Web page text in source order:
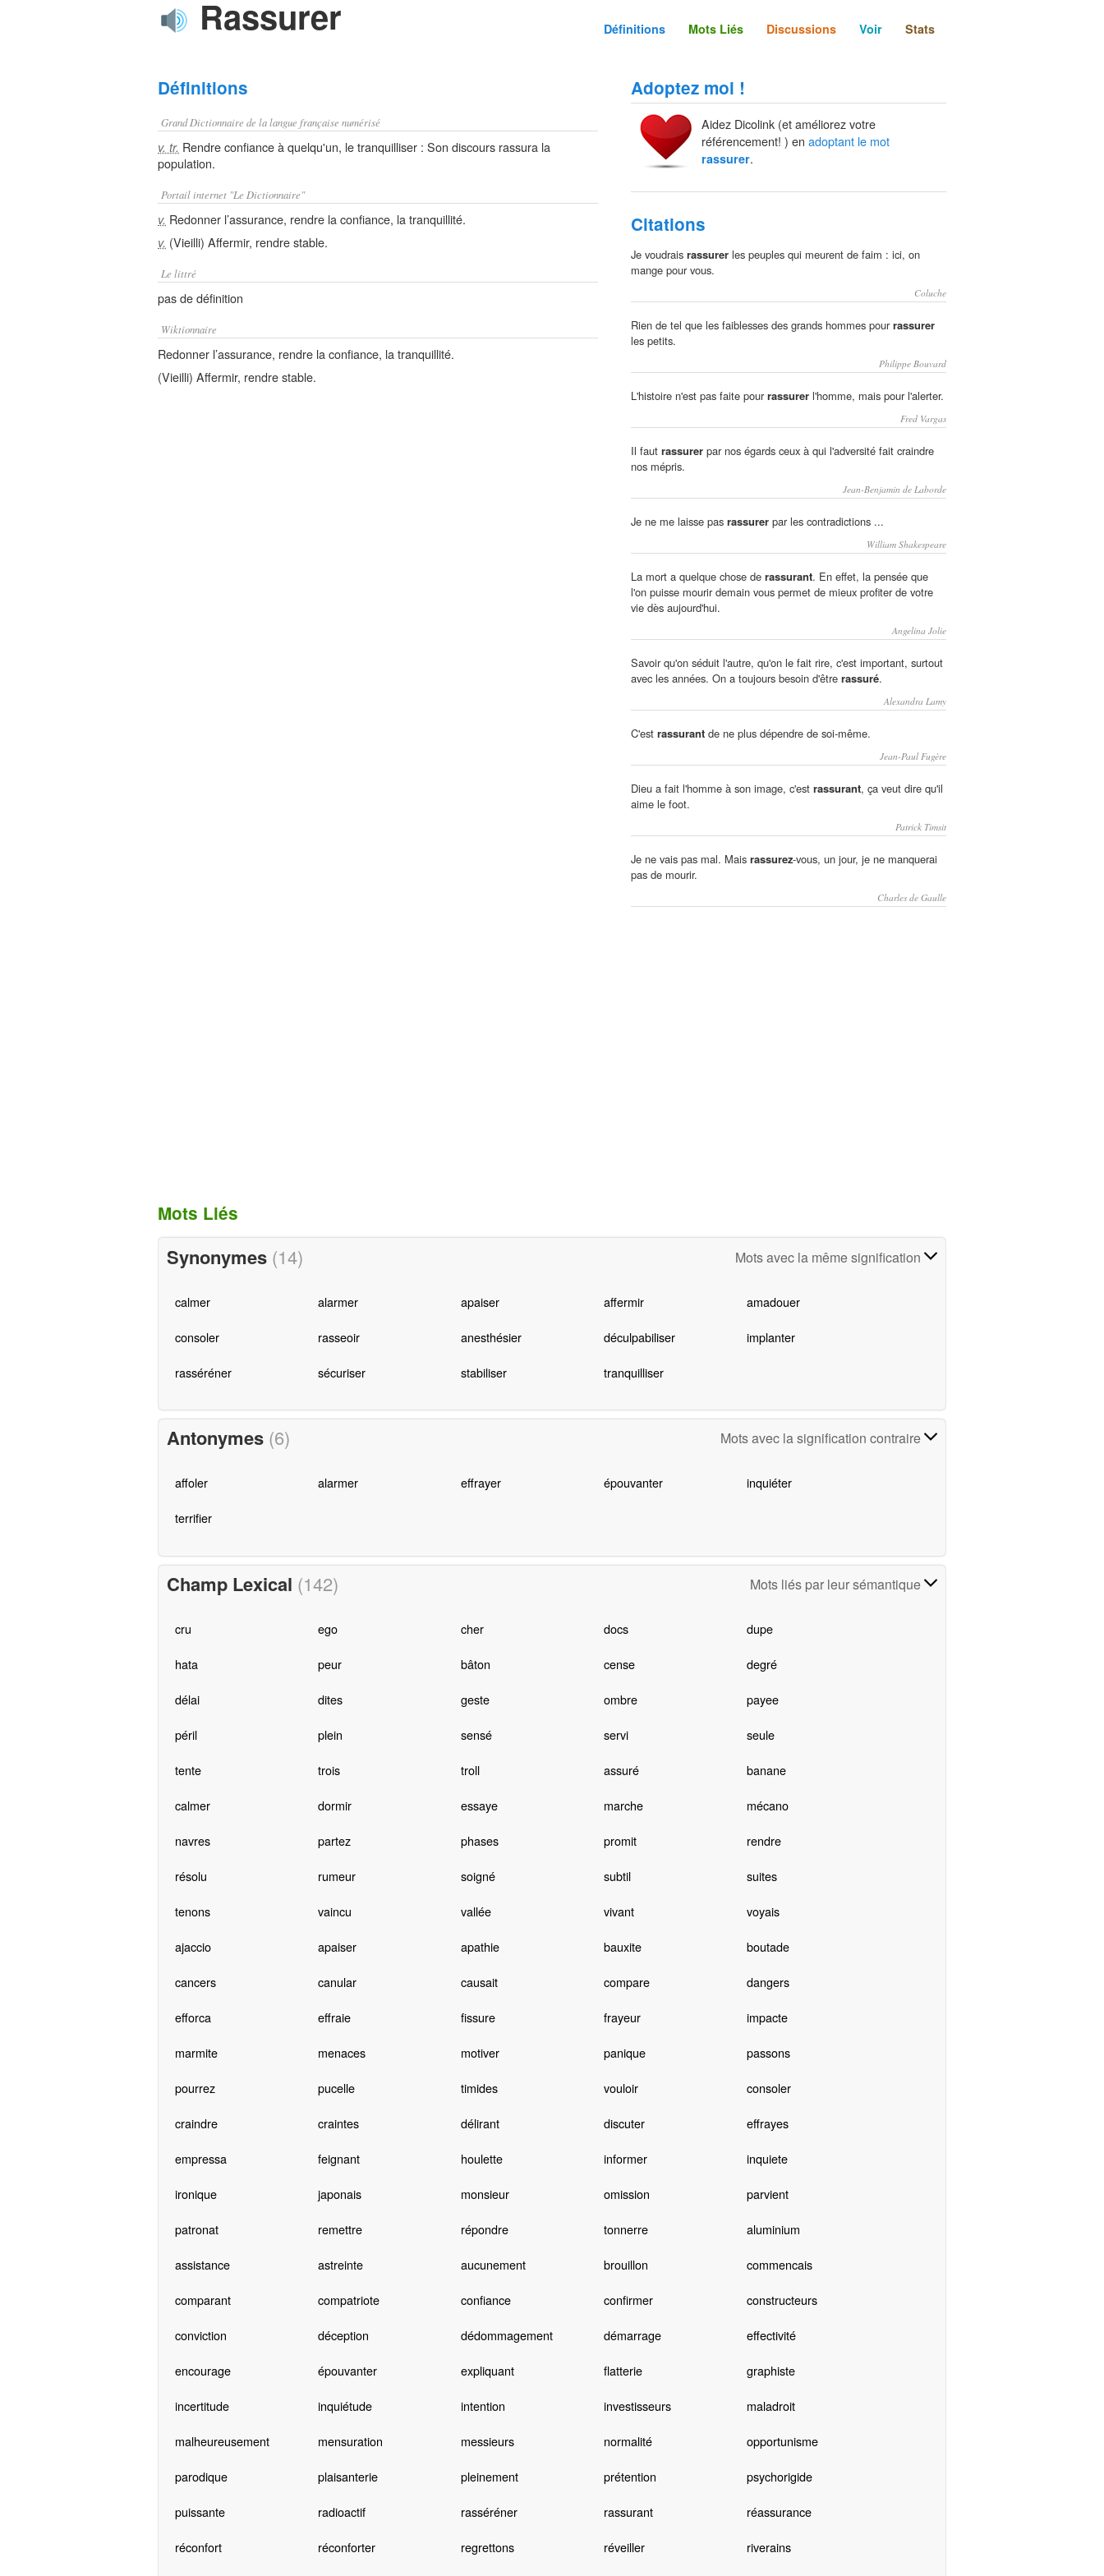
Rassurer Définitions Mots Liés Discussions Voir Stats
Définitions
Grand Dictionnaire de la langue française numérisé
v. tr. Rendre confiance à quelqu'un, le tranquilliser : Son discours rassura la
population.
Portail internet "Le Dictionnaire"
v. Redonner l’assurance, rendre la confiance, la tranquillité.
v. (Vieilli) Affermir, rendre stable.
Le littré
pas de définition
Wiktionnaire
Redonner l’assurance, rendre la confiance, la tranquillité.
(Vieilli) Affermir, rendre stable.
Adoptez moi !
Aidez Dicolink (et améliorez votre
référencement! ) en adoptant le mot
rassurer.
Citations
Je voudrais rassurer les peuples qui meurent de faim : ici, on
mange pour vous.
Coluche
Rien de tel que les faiblesses des grands hommes pourrassurer
les petits.
Philippe Bouvard
L'histoire n'est pas faite pourrassurer l'homme, mais pour l'alerter.
Fred Vargas
Il faut rassurer par nos égards ceux à qui l'adversité fait craindre
nos mépris.
Jean-Benjamin de Laborde
Je ne me laisse pas rassurer par les contradictions ...
William Shakespeare
La mort a quelque chose de rassurant. En effet, la pensée que
l'on puisse mourir demain vous permet de mieux profiter de votre
vie dès aujourd'hui.
Angelina Jolie
Savoir qu'on séduit l'autre, qu'on le fait rire, c'est important, surtout
avec les années. On a toujours besoin d'être rassuré.
Alexandra Lamy
C'est rassurant de ne plus dépendre de soi-même.
Jean-Paul Fugère
Dieu a fait l'homme à son image, c'est rassurant, ça veut dire qu'il
aime le foot.
Patrick Timsit
Je ne vais pas mal. Mais rassurez-vous, un jour, je ne manquerai
pas de mourir.
Charles de Gaulle
Mots Liés
Synonymes (14) Mots avec la même signification
calmer alarmer apaiser affermir amadouer
consoler rasseoir anesthésier déculpabiliser implanter
rasséréner sécuriser stabiliser tranquilliser
Antonymes (6) Mots avec la signification contraire
affoler alarmer effrayer épouvanter inquiéter
terrifier
Champ Lexical (142) Mots liés par leur sémantique
cru ego cher docs dupe
hata peur bâton cense degré
délai dites geste ombre payee
péril plein sensé servi seule
tente trois troll assuré banane
calmer dormir essaye marche mécano
navres partez phases promit rendre
résolu rumeur soigné subtil suites
tenons vaincu vallée vivant voyais
ajaccio apaiser apathie bauxite boutade
cancers canular causait compare dangers
efforca effraie fissure frayeur impacte
marmite menaces motiver panique passons
pourrez pucelle timides vouloir consoler
craindre craintes délirant discuter effrayes
empressa feignant houlette informer inquiete
ironique japonais monsieur omission parvient
patronat remettre répondre tonnerre aluminium
assistance astreinte aucunement brouillon commencais
comparant compatriote confiance confirmer constructeurs
conviction déception dédommagement démarrage effectivité
encourage épouvanter expliquant flatterie graphiste
incertitude inquiétude intention investisseurs maladroit
malheureusement mensuration messieurs normalité opportunisme
parodique plaisanterie pleinement prétention psychorigide
puissante radioactif rasséréner rassurant réassurance
réconfort réconforter regrettons réveiller riverains